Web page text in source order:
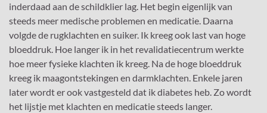
inderdaad aan de schildklier lag. Het begin eigenlijk van
steeds meer medische problemen en medicatie. Daarna
volgde de rugklachten en suiker. Ik kreeg ook last van hoge
bloeddruk. Hoe langer ik in het revalidatiecentrum werkte
hoe meer fysieke klachten ik kreeg. Na de hoge bloeddruk
kreeg ik maagontstekingen en darmklachten. Enkele jaren
later wordt er ook vastgesteld dat ik diabetes heb. Zo wordt
het lijstje met klachten en medicatie steeds langer.